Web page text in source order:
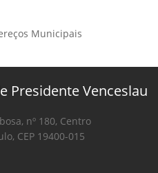
Municipais
Presidente Venceslau
nº 180, Centro
CEP 19400-015